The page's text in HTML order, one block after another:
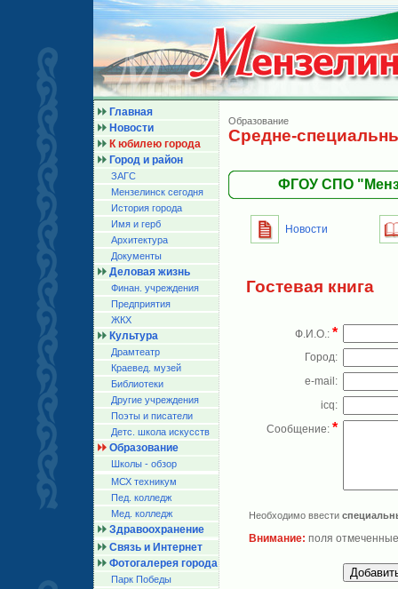
Главная
Новости
К юбилею города
Город и район
ЗАГС
Мензелинск сегодня
История города
Имя и герб
Архитектура
Документы
Деловая жизнь
Финан. учреждения
Предприятия
ЖКХ
Культура
Драмтеатр
Краевед. музей
Библиотеки
Другие учреждения
Поэты и писатели
Детс. школа искусств
Образование
Школы - обзор
МСХ техникум
Пед. колледж
Мед. колледж
Здравоохранение
Связь и Интернет
Фотогалерея города
Парк Победы
Образование
Средне-
ФГОУ СПО
Новости
Гостевая книга
Ф.И.О.: *
Город:
e-mail:
icq:
Сообщение: *
Необходимо ввести
Внимание: поля